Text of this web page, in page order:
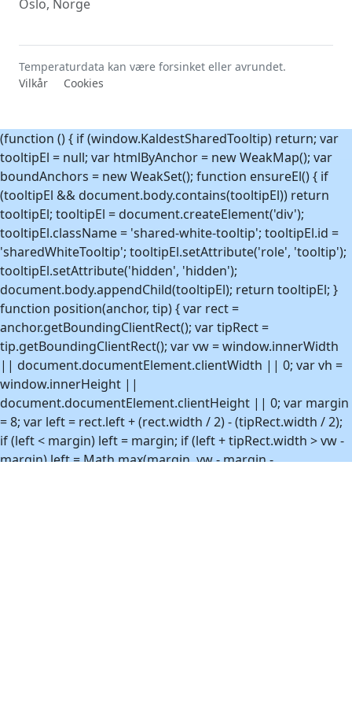
Uke 41
-7,0°C 11. okt. 2019
Uke 42
Uke 44
-15,0°C 31. okt. 2023
Uke 45
-17,2°C 5. nov. 2019
Uke 46
-17,7°C 16. nov. 2023
Uke 47
-27,0°C 26. nov. 2023
Uke 48
-27,8°C 2. des. 2023
Uke 49
-28,0°C 11. des. 2022
Uke 50
-28,1°C 13. des. 2022
Uke 51
-24,2°C
24. des. 2021
Uke 52
-18,4°C 29. des. 2021
Uke 53
-16,0°C 3. jan. 2021
Oslo, Norge
Temperaturdata kan være forsinket eller avrundet.
Vilkår
Cookies
(function () { if (window.KaldestSharedTooltip) return; var
tooltipEl = null; var htmlByAnchor = new WeakMap(); var
boundAnchors = new WeakSet(); function ensureEl() { if
(tooltipEl && document.body.contains(tooltipEl)) return
tooltipEl; tooltipEl = document.createElement('div');
tooltipEl.className = 'shared-white-tooltip'; tooltipEl.id =
'sharedWhiteTooltip'; tooltipEl.setAttribute('role', 'tooltip');
tooltipEl.setAttribute('hidden', 'hidden');
document.body.appendChild(tooltipEl); return tooltipEl; }
function position(anchor, tip) { var rect =
anchor.getBoundingClientRect(); var tipRect =
tip.getBoundingClientRect(); var vw = window.innerWidth
|| document.documentElement.clientWidth || 0; var vh =
window.innerHeight ||
document.documentElement.clientHeight || 0; var margin
= 8; var left = rect.left + (rect.width / 2) - (tipRect.width / 2);
if (left < margin) left = margin; if (left + tipRect.width > vw -
margin) left = Math.max(margin, vw - margin -